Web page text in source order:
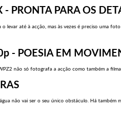
PRONTA PARA OS
levar até à acção, mas às vezes é preciso uma
- POESIA EM
não só fotografa a acção como também a
não vai ser o seu único obstáculo. Há